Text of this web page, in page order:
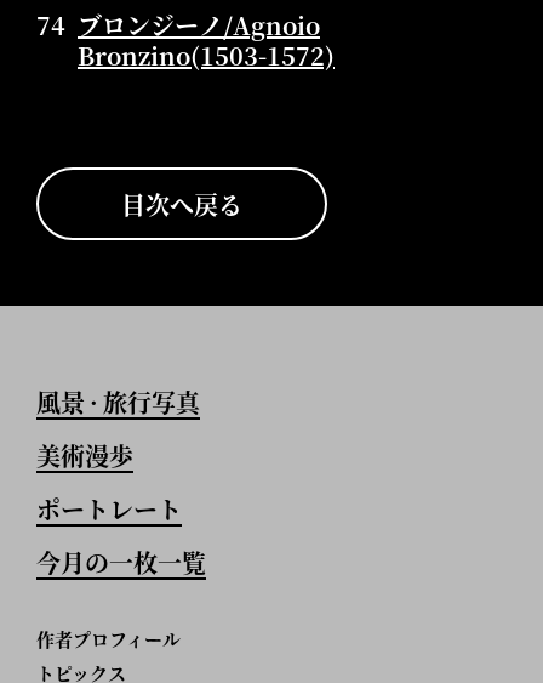
74 ブロンジーノ/Agnoio
Bronzino(1503-1572)
目次へ戻る
風景 • 旅行写真
美術漫歩
ポートレート
今月の一枚一覧
作者プロフィール
トピックス